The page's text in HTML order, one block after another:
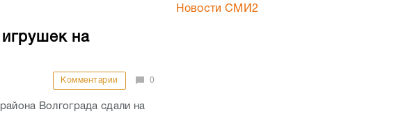
на
Комментарии 0
Волгограда сдали на
Новости СМИ2